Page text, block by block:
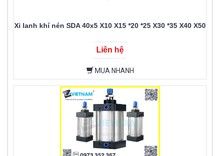
Xi lanh khí nén SDA 40x5 X10 X15 *20 *25 X30 *35 X40 X50
Liên hệ
MUA NHANH